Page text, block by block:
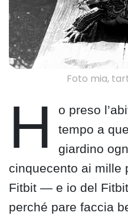
Foto mia,
H
o preso
tempo a
giardino
cinquecento ai mille
Fitbit — e io del
perché pare faccia